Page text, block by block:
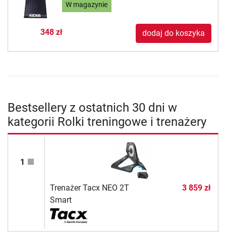
W magazynie
348 zł dodaj do koszyka
Bestsellery z ostatnich 30 dni w
kategorii Rolki treningowe i trenażery
1
Trenażer Tacx NEO 2T
Smart
3 859 zł